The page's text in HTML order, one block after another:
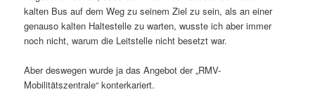
kalten Bus auf dem Weg zu seinem Ziel zu sein, als an einer
genauso kalten Haltestelle zu warten, wusste ich aber immer
noch nicht, warum die Leitstelle nicht besetzt war.
Aber deswegen wurde ja das Angebot der „RMV-
Mobilitätszentrale“ konterkariert.